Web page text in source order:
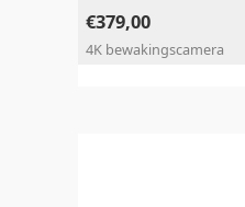
€379,00
4K bewakingscamera